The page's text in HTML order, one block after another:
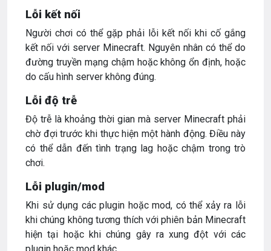
Lỗi kết nối
Người chơi có thể gặp phải lỗi kết nối khi cố gắng
kết nối với server Minecraft. Nguyên nhân có thể do
đường truyền mạng chậm hoặc không ổn định, hoặc
do cấu hình server không đúng.
Lỗi độ trễ
Độ trễ là khoảng thời gian mà server Minecraft phải
chờ đợi trước khi thực hiện một hành động. Điều này
có thể dẫn đến tình trạng lag hoặc chậm trong trò
chơi.
Lỗi plugin/mod
Khi sử dụng các plugin hoặc mod, có thể xảy ra lỗi
khi chúng không tương thích với phiên bản Minecraft
hiện tại hoặc khi chúng gây ra xung đột với các